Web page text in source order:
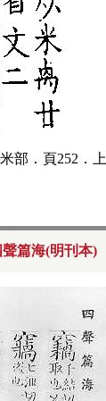
部．頁252．
聲篇海(明刊本)